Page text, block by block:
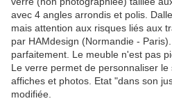
avec 4 angles arrondis et polis.
mais attention aux risques liés aux
par HAMdesign (Normandie -
parfaitement. Le meuble n'est pas
Le verre permet de personnaliser
affiches et photos. Etat "dans son
modifiée.